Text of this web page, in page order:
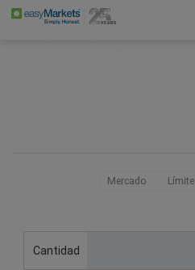
Mercado Límite
Cantidad